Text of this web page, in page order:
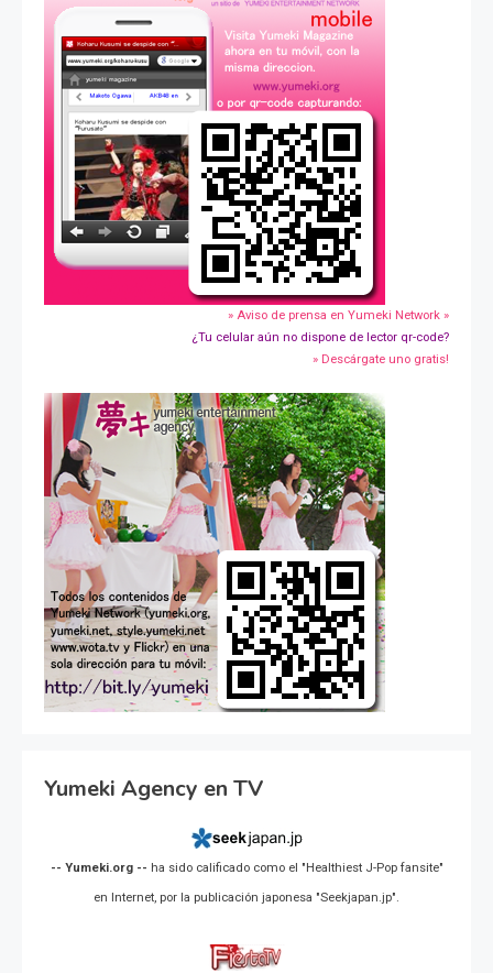
» Aviso de prensa en Yumeki Network »
¿Tu celular aún no dispone de lector qr-code?
» Descárgate uno gratis!
Yumeki Agency en TV
-- Yumeki.org -- ha sido calificado como el "Healthiest J-Pop fansite"
en Internet, por la publicación japonesa "Seekjapan.jp".